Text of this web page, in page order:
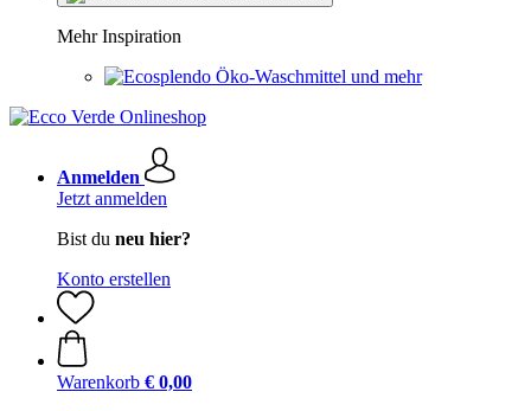
Mehr Inspiration
Öko-Waschmittel und mehr
Anmelden
Jetzt anmelden
Bist du neu hier?
Konto erstellen
Warenkorb € 0,00